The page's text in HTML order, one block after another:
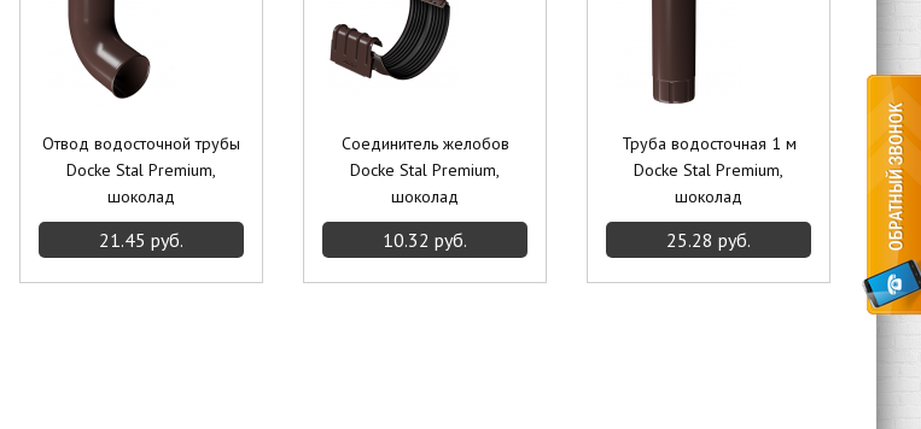
Отвод водосточной трубы
Docke Stal Premium,
шоколад
21.45 руб.
Соединитель желобов
Docke Stal Premium,
шоколад
10.32 руб.
Труба водосточная 1 м
Docke Stal Premium,
шоколад
25.28 руб.